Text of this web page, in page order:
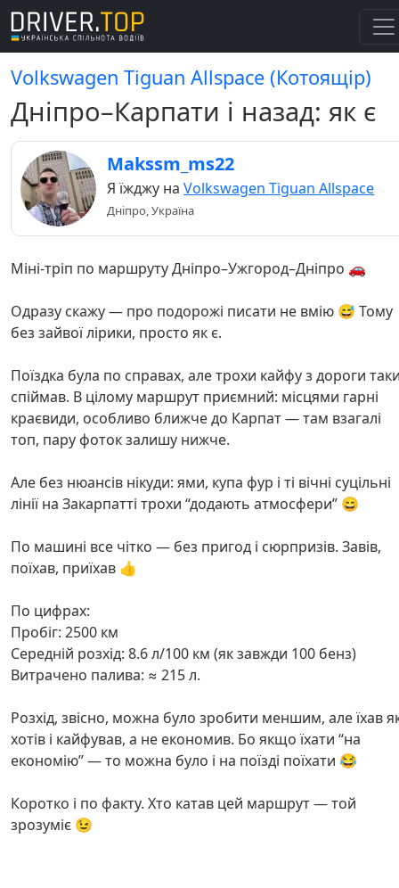
Volkswagen Tiguan Allspace (Котоящір)
Дніпро–Карпати і назад: як є
Makssm_ms22
Я їжджу на Volkswagen Tiguan Allspace
Дніпро, Україна
Міні-тріп по маршруту Дніпро–Ужгород–Дніпро 🚗
Одразу скажу — про подорожі писати не вмію 😅 Тому
без зайвої лірики, просто як є.
Поїздка була по справах, але трохи кайфу з дороги
спіймав. В цілому маршрут приємний: місцями гарні
краєвиди, особливо ближче до Карпат — там взагалі
топ, пару фоток залишу нижче.
Але без нюансів нікуди: ями, купа фур і ті вічні суцільні
лінії на Закарпатті трохи “додають атмосфери” 😄
По машині все чітко — без пригод і сюрпризів. Завів,
поїхав, приїхав 👍
По цифрах:
Пробіг: 2500 км
Середній розхід: 8.6 л/100 км (як завжди 100 бенз)
Витрачено палива: ≈ 215 л.
Розхід, звісно, можна було зробити меншим, але їхав
хотів і кайфував, а не економив. Бо якщо їхати “на
економію” — то можна було і на поїзді поїхати 😂
Коротко і по факту. Хто катав цей маршрут — той
зрозуміє 😉